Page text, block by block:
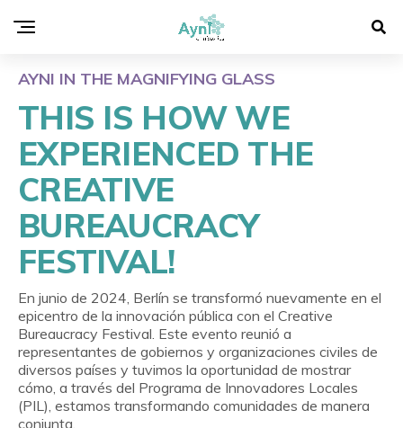
AYNI IN THE MAGNIFYING GLASS
THIS IS HOW WE
EXPERIENCED THE
CREATIVE
BUREAUCRACY
FESTIVAL!
En junio de 2024, Berlín se transformó nuevamente en el
epicentro de la innovación pública con el Creative
Bureaucracy Festival. Este evento reunió a
representantes de gobiernos y organizaciones civiles de
diversos países y tuvimos la oportunidad de mostrar
cómo, a través del Programa de Innovadores Locales
(PIL), estamos transformando comunidades de manera
conjunta.